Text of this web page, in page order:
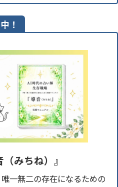
！
みちね）』
一無二の存在になるための